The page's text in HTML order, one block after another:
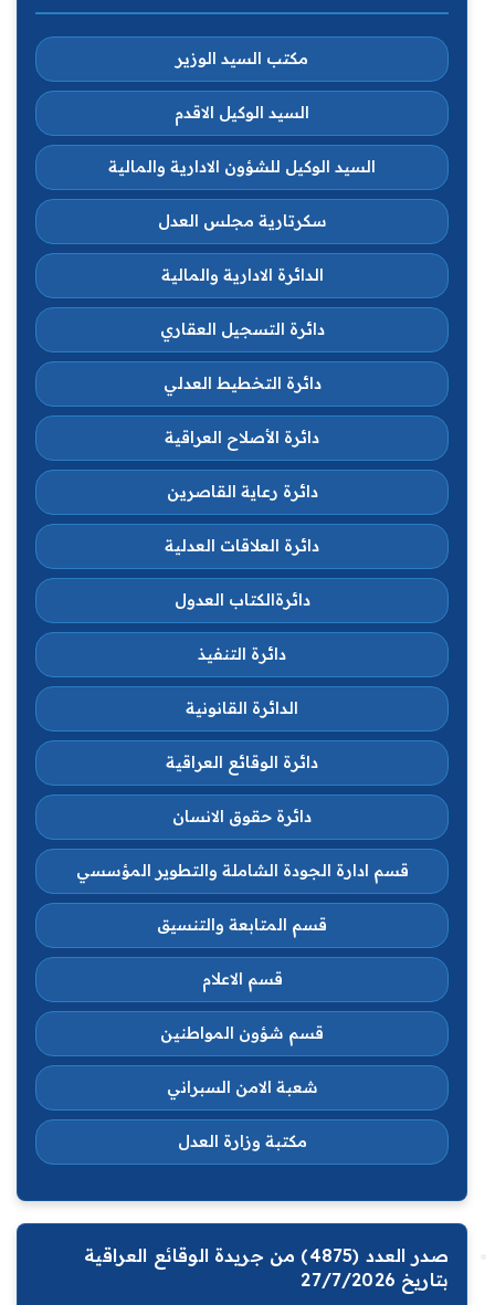
مكتب السيد الوزير
السيد الوكيل الاقدم
السيد الوكيل للشؤون الادارية والمالية
سكرتارية مجلس العدل
الدائرة الادارية والمالية
دائرة التسجيل العقاري
دائرة التخطيط العدلي
دائرة الأصلاح العراقية
دائرة رعاية القاصرين
دائرة العلاقات العدلية
دائرةالكتاب العدول
دائرة التنفيذ
الدائرة القانونية
دائرة الوقائع العراقية
دائرة حقوق الانسان
قسم ادارة الجودة الشاملة والتطوير المؤسسي
قسم المتابعة والتنسيق
قسم الاعلام
قسم شؤون المواطنين
شعبة الامن السبراني
مكتبة وزارة العدل
صدر العدد (4875) من جريدة الوقائع العراقية
بتاريخ 27/7/2026